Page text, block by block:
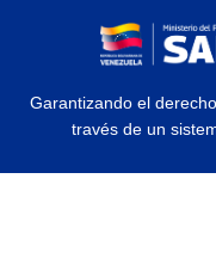
Garantizando el
través de un